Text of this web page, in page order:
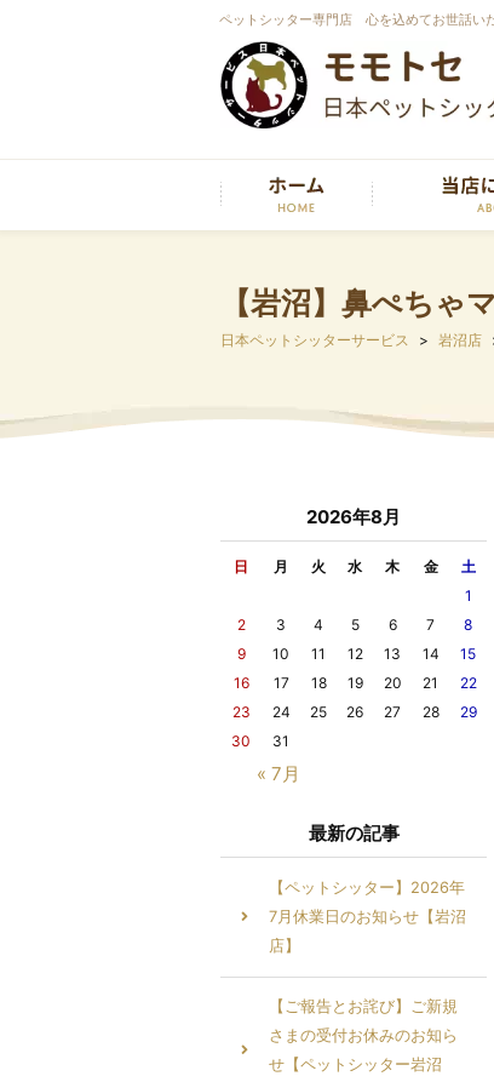
ペットシッター専門店 心を込めてお世話い
【岩沼】鼻ぺちゃ
日本ペットシッターサービス 岩沼店
2026年8月
日 月 火 水 木 金 土
« 7月
1
2
3 4 5 6 7
8
9
10 11 12 13 14
15
16
17 18 19 20 21
22
23
24 25 26 27 28
29
30
31
最新の記事
【ペットシッター】2026年
7月休業日のお知らせ【岩沼
店】
【ご報告とお詫び】ご新規
さまの受付お休みのお知ら
せ【ペットシッター岩沼